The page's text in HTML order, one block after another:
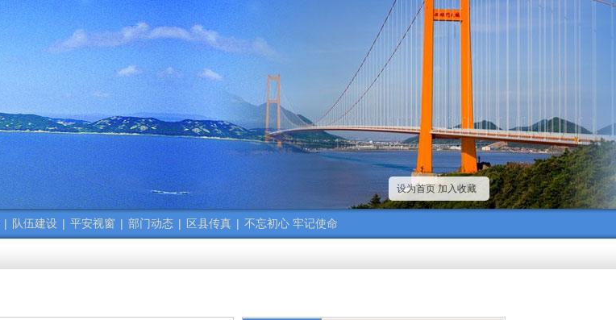
设为首页 加入收藏
| 队伍建设 | 平安视窗 | 部门动态 | 区县传真 | 不忘初心 牢记使命